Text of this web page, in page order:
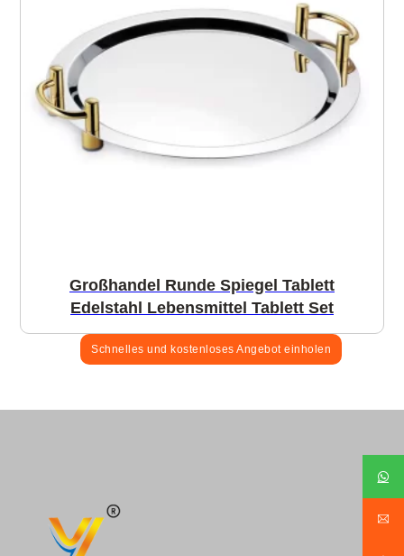
Großhandel Runde Spiegel Tablett
Edelstahl Lebensmittel Tablett Set
Schnelles und kostenloses Angebot einholen